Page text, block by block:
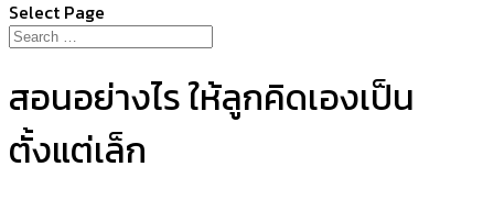
Select Page
หน้าหลัก
เตรียมตัวเป็นแม่
เด็กวัยแรกเกิด
เด็กอายุ 2-5 ขวบ
โรงเรียน